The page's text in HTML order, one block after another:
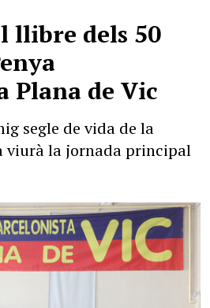
llibre dels 50
Plana de Vic
segle de vida de la
viurà la jornada principal